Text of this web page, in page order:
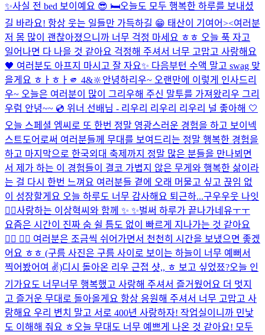
✨사실 전 bed 보이예요 😎 🛏️오늘도 모두 행복한 하루를 보내셨
길 바라요! 항상 웃는 일들만 가득하길 😁 태산이 기여어><여러분
저 몸 많이 괜찮아졌으니까 너무 걱정 마세요 ㅎㅎ 오늘 푹 자고
일어나면 다 나을 것 같아요 걱정해 주셔서 너무 고맙고 사랑해요
🖤 여러분도 아프지 마시고 잘 자요✨ 다음부턴 수액 말고 swag 맞
을게요 ㅎㅏㅎㅏ 🫵 4&🔆 안녕하리우~ 오랜만에 이렇게 인사드리
우~ 오늘은 여러분이 많이 그리우해 주신 말투를 가져왔리우 그리
우럼 안녕~~ 💿 위너 선배님 - 리우리 리우리 리우리 널 좋아해 🤍
오늘 스페셜 엠씨로 또 한번 정말 영광스러운 경험을 하고 보이넥
스트도어로써 여러분들께 무대를 보여드리는 정말 행복한 경험을
하고 마지막으로 한국외대 축제까지 정말 많은 분들을 만나뵈면
서 제가 하는 이 경험들이 결코 가볍지 않은 무게와 행복한 삶이라
는 걸 다시 한번 느껴요 여러분들 곁에 오래 머물고 싶고 끊임 없
이 성장할게요 오늘 하루도 너무 감사해요 퇴근하...구우우웃 나잇
😵‍💫사랑하는 이상혁씨와 함께 ✨ ✨벌써 하루가 끝나가네유ㅜㅜ
요즘은 시간이 진짜 숨 쉴 틈도 없이 빠르게 지나가는 것 같아요
😶‍🌫️ 😶‍🌫️ 여러분은 조금씩 쉬어가면서 천천히 시간을 보냈으면 좋겠
어요 ㅎㅎ (구름 사진은 구름 사이로 보이는 하늘이 너무 예뻐서
찍어봤어여 ✌️)디시 돌아온 리우 근접 샷,, ㅎ 보고 싶었쬬?오늘 인
기가요도 너무너무 행복했고 사랑해 주셔서 즐거웠어요 더 멋지
고 즐거운 무대로 돌아올게요 항상 응원해 주셔서 너무 고맙고 사
랑해요 우리 변치 말고 서로 400년 사랑하자! 작업실이니까 민낯
도 이해해 줘요 ㅎ 오늘 무대도 너무 예쁘게 나온 것 같아요! 모두